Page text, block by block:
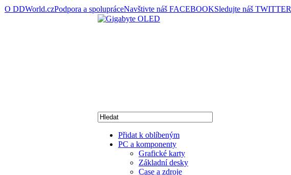
O DDWorld.czPodpora a spolupráceNavštivte náš FACEBOOKSledujte náš TWITTER
Přidat k oblíbeným
PC a komponenty
Grafické karty
Základní desky
Case a zdroje